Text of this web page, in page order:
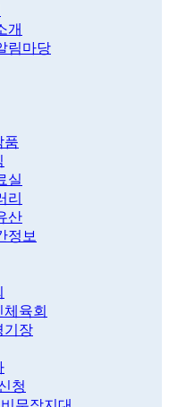
개
림마당
품
실
리
산
정보
육회
기장
청